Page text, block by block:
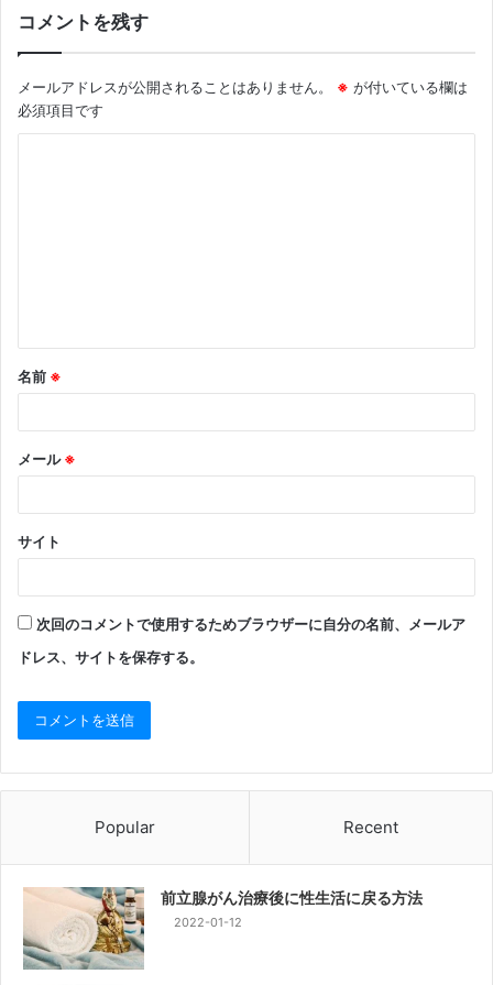
コメントを残す
メールアドレスが公開されることはありません。 ※ が付いている欄は
必須項目です
名前 ※
メール※
サイト
次回のコメントで使用するためブラウザーに自分の名前、メールア
ドレス、サイトを保存する。
Popular Recent
前立腺がん治療後に性生活に戻る方法
2022-01-12